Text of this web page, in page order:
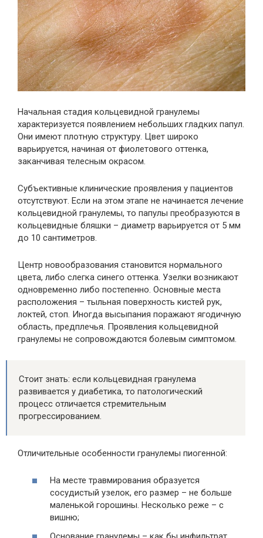
Начальная стадия кольцевидной гранулемы
характеризуется появлением небольших гладких папул.
Они имеют плотную структуру. Цвет широко
варьируется, начиная от фиолетового оттенка,
заканчивая телесным окрасом.
Субъективные клинические проявления у пациентов
отсутствуют. Если на этом этапе не начинается лечение
кольцевидной гранулемы, то папулы преобразуются в
кольцевидные бляшки – диаметр варьируется от 5 мм
до 10 сантиметров.
Центр новообразования становится нормального
цвета, либо слегка синего оттенка. Узелки возникают
одновременно либо постепенно. Основные места
расположения – тыльная поверхность кистей рук,
локтей, стоп. Иногда высыпания поражают ягодичную
область, предплечья. Проявления кольцевидной
гранулемы не сопровождаются болевым симптомом.
Стоит знать: если кольцевидная гранулема
развивается у диабетика, то патологический
процесс отличается стремительным
прогрессированием.
Отличительные особенности гранулемы пиогенной:
На месте травмирования образуется
сосудистый узелок, его размер – не больше
маленькой горошины. Несколько реже – с
вишню;